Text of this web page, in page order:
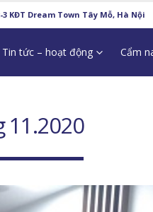
3 KĐT Dream Town Tây Mỗ, Hà Nội
Tin tức – hoạt động Cẩm
11.2020